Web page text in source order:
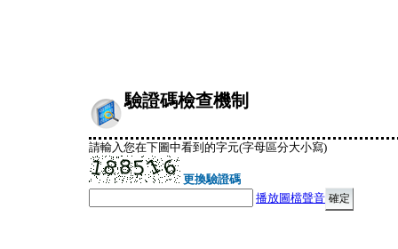
驗證碼檢查機制
請輸入您在下圖中看到的字元(字母區分大小寫)
更換驗證碼
播放圖檔聲音